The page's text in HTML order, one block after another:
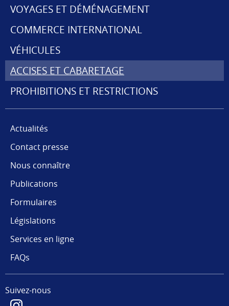
MENU
DE
NAVIGATION
VOYAGES ET DÉMÉNAGEMENT
COMMERCE INTERNATIONAL
VÉHICULES
ACCISES ET CABARETAGE
PROHIBITIONS ET RESTRICTIONS
Actualités
Contact presse
Nous connaître
Publications
Formulaires
Législations
Services en ligne
FAQs
Suivez-nous